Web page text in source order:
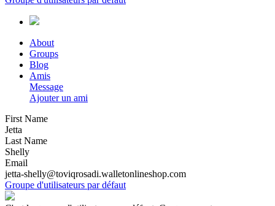
About
Groups
Blog
Amis
Message
Ajouter un ami
First Name
Jetta
Last Name
Shelly
Email
jetta-shelly@toviqrosadi.walletonlineshop.com
Groupe d'utilisateurs par défaut